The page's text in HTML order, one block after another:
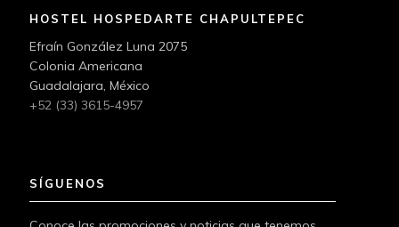
HOSTEL HOSPEDARTE CHAPULTEPEC
Efraín González Luna 2075
Colonia Americana
Guadalajara, México
+52 (33) 3615-4957
SÍGUENOS